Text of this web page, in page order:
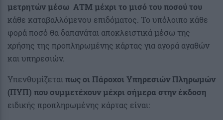
μετρητών μέσω ΑΤΜ μέχρι το μισό του ποσού του
κάθε καταβαλλόμενου επιδόματος. Το υπόλοιπο κάθε
φορά ποσό θα δαπανάται αποκλειστικά μέσω της
χρήσης της προπληρωμένης κάρτας για αγορά αγαθών
και υπηρεσιών.
Υπενθυμίζεταιπως οι Πάροχοι Υπηρεσιών Πληρωμών
(ΠΥΠ) που συμμετέχουν μέχρι σήμερα στην έκδοση
ειδικής προπληρωμένης κάρτας είναι: